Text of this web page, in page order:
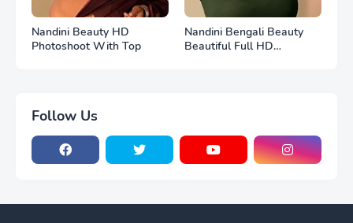
Nandini Beauty HD
Photoshoot With Top
Nandini Bengali Beauty
Beautiful Full HD
Follow Us